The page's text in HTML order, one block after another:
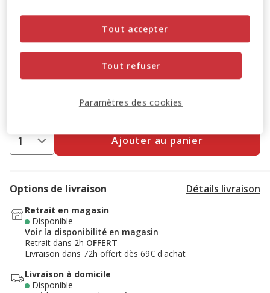
Promotion disponible
Destockage 50% : remise de 50% appliquée sur ce produit
Voir conditions
Ajouter au panier
Options de livraison Détails livraison
Retrait en magasin
Disponible
Voir la disponibilité en magasin
Retrait dans 2h OFFERT
Livraison dans 72h offert dès 69€ d'achat
Livraison à domicile
Disponible
Tout refuser
Tout accepter
Paramètres des cookies